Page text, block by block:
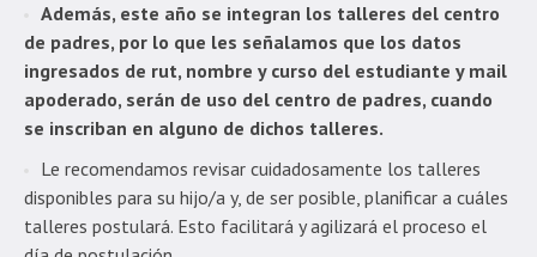
Además, este año se integran los talleres del centro
de padres, por lo que les señalamos que los datos
ingresados de rut, nombre y curso del estudiante y mail
apoderado, serán de uso del centro de padres, cuando
se inscriban en alguno de dichos talleres.
Le recomendamos revisar cuidadosamente los talleres
disponibles para su hijo/a y, de ser posible, planificar a cuáles
talleres postulará. Esto facilitará y agilizará el proceso el